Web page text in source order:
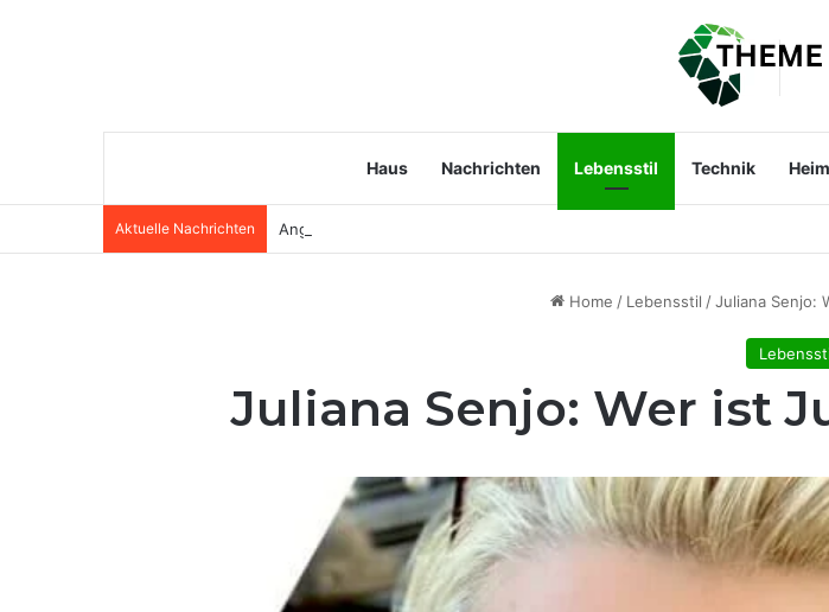
Haus Nachrichten Lebensstil Technik
Aktuelle Nachrichten Angela van Brakel Ehemann: Wer ist der Mann an ihrer Seite?
Home / Lebensstil /Juliana Senjo:
Juliana Senjo: Wer ist